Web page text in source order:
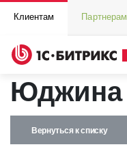
Клиентам Партнерам
Юджина
Вернуться к списку